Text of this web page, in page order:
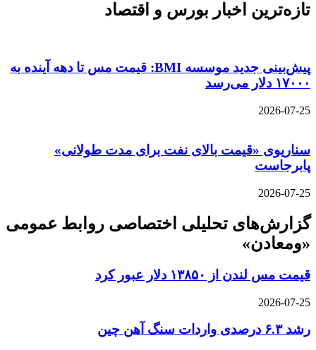
تازه‌ترین اخبار بورس و اقتصاد
پیش‌بینی جدید موسسه BMI: قیمت مس تا دهه آینده به
۱۷۰۰۰ دلار می‌رسد
2026-07-25
سناریوی «قیمت بالای نفت برای مدت طولانی»
پابرجاست
2026-07-25
گزارش‌های تحلیلی اختصاصی روابط عمومی
«ومعادن»
قیمت مس لندن از ۱۳۸۵۰ دلار عبور کرد
2026-07-25
رشد ۶.۳ درصدی واردات سنگ آهن چین